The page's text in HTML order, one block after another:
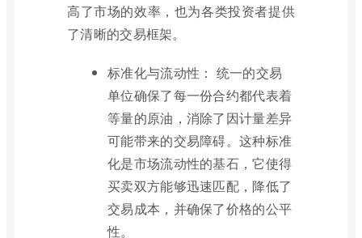
高了市场的效率，也为各类投资者提供
了清晰的交易框架。
标准化与流动性： 统一的交易
单位确保了每一份合约都代表着
等量的原油，消除了因计量差异
可能带来的交易障碍。这种标准
化是市场流动性的基石，它使得
买卖双方能够迅速匹配，降低了
交易成本，并确保了价格的公平
性。